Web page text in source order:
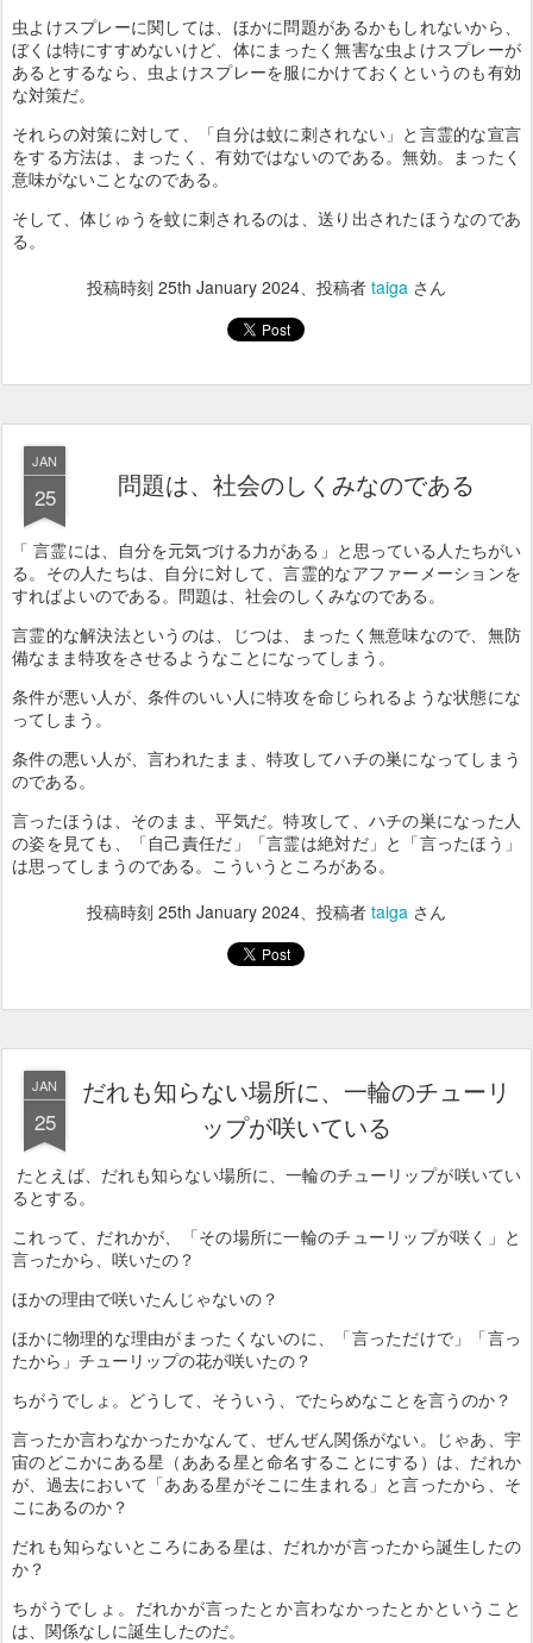
虫よけスプレーに関しては、ほかに問題があるかもしれないから、
ぼくは特にすすめないけど、体にまったく無害な虫よけスプレーが
あるとするなら、虫よけスプレーを服にかけておくというのも有効
な対策だ。
それらの対策に対して、「自分は蚊に刺されない」と言霊的な宣言
をする方法は、まったく、有効ではないのである。無効。まったく
意味がないことなのである。
そして、体じゅうを蚊に刺されるのは、送り出されたほうなのであ
る。
投稿時刻 25th January 2024、投稿者 taiga さん
JAN
25 問題は、社会のしくみなのである
「 言霊には、自分を元気づける力がある」と思っている人たちがい
る。その人たちは、自分に対して、言霊的なアファーメーションを
すればよいのである。問題は、社会のしくみなのである。
言霊的な解決法というのは、じつは、まったく無意味なので、無防
備なまま特攻をさせるようなことになってしまう。
条件が悪い人が、条件のいい人に特攻を命じられるような状態にな
ってしまう。
条件の悪い人が、言われたまま、特攻してハチの巣になってしまう
のである。
言ったほうは、そのまま、平気だ。特攻して、ハチの巣になった人
の姿を見ても、「自己責任だ」「言霊は絶対だ」と「言ったほう」
は思ってしまうのである。こういうところがある。
投稿時刻 25th January 2024、投稿者 taiga さん
JAN
25
だれも知らない場所に、一輪のチューリ
ップが咲いている
たとえば、だれも知らない場所に、一輪のチューリップが咲いてい
るとする。
これって、だれかが、「その場所に一輪のチューリップが咲く」と
言ったから、咲いたの？
ほかの理由で咲いたんじゃないの？
ほかに物理的な理由がまったくないのに、「言っただけで」「言っ
たから」チューリップの花が咲いたの？
ちがうでしょ。どうして、そういう、でたらめなことを言うのか？
言ったか言わなかったかなんて、ぜんぜん関係がない。じゃあ、宇
宙のどこかにある星（あある星と命名することにする）は、だれか
が、過去において「あある星がそこに生まれる」と言ったから、そ
こにあるのか？
だれも知らないところにある星は、だれかが言ったから誕生したの
か？
ちがうでしょ。だれかが言ったとか言わなかったとかということ
は、関係なしに誕生したのだ。